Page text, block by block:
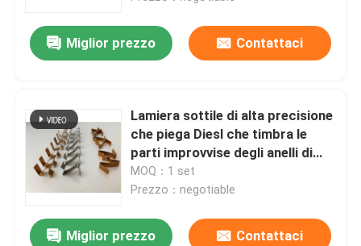
Miglior prezzo Contattaci
Lamiera sottile di alta precisione
che piega Diesl che timbra le
parti improvvise degli anelli di
serraggio di forma di v del
bottone
MOQ：1 set
Prezzo：negotiable
Miglior prezzo Contattaci